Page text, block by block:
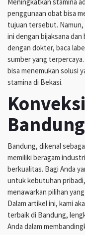
Meningkatkan stamina
penggunaan obat bisa
tujuan tersebut.
ini dengan bijaksana
dengan dokter, baca
sumber yang
bisa menemukan solusi
stamina di Bekasi.
Bandung
Bandung, dikenal
memiliki beragam
berkualitas. Bagi Anda
untuk kebutuhan
menawarkan pilihan
Dalam artikel ini, kami
terbaik di Bandung,
Anda dalam